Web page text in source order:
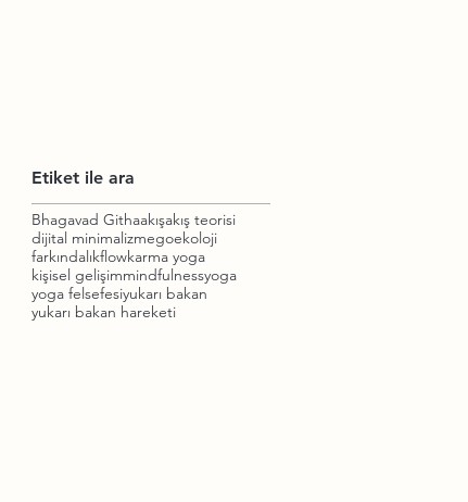
Etiket ile ara
Bhagavad Githaakışakış teorisi
dijital minimalizmegoekoloji
farkındalıkflowkarma yoga
kişisel gelişimmindfulnessyoga
yoga felsefesiyukarı bakan
yukarı bakan hareketi